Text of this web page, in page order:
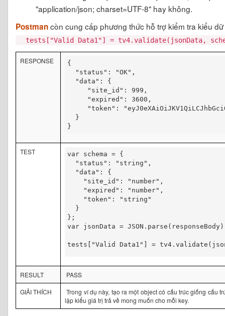
"application/json; charset=UTF-8" hay không.
Postmancòn cung cấp phương thức hỗ trợ kiểm tra kiểu
tests["Valid Data1"] = tv4.validate(jsonData,
RESPONSE
{
  "status": "OK",
  "data": {
     "site_id": 999,
     "expired": 3600,
"token":
  }
}
TEST
var schema = {
  "status": "string",
  "data": {
    "site_id": "number",
    "expired": "number",
    "token": "string"
  }
var jsonData =
tests["Valid Data1"] =
RESULT
PASS
GIẢI THÍCH
Trong ví dụ này, tạo ra một object có cấu trúc giống cấu
lập kiểu giá trị trả về mong muốn cho mỗi key.